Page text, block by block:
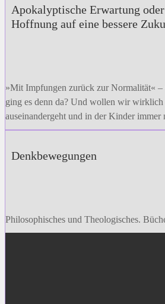
Apokalyptische Erwartung
Hoffnung auf eine bessere
»Mit Impfungen zurück zur Normalität«
ging es denn da? Und wollen wir
auseinandergeht und in der Kinder
Denk­bewegungen
Philosophisches und Theologisches.